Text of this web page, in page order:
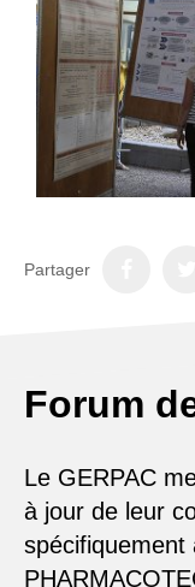
Partager
Forum
Le GERPAC
à jour de leur
spécifiquement